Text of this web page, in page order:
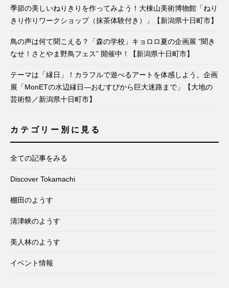
季節の美しいねりきりを作ってみよう！大棟山美術博物館「ねり
きり作りワークショップ（抹茶体験付き）」【新潟県十日町市】
鳥の声は何て聞こえる？「森の学校」キョロロ夏の企画展 ”聞き
なせ！さとやま野鳥フェス” 開催中！【新潟県十日町市】
テーマは「縁日」！カラフルで遊べるアートを体感しよう。企画
展「MonETの水辺縁日―おむすびから巨大迷路まで」【大地の
芸術祭／新潟県十日町市】
カテゴリー別に見る
全ての記事をみる
Discover Tokamachi
棚田のようす
清津峡のようす
美人林のようす
イベント情報